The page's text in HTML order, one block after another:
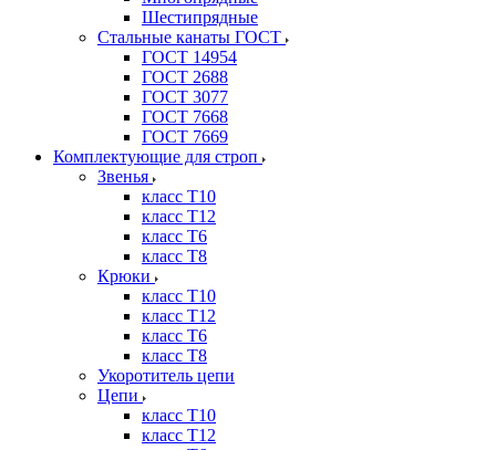
Шестипрядные
Стальные канаты ГОСТ
ГОСТ 14954
ГОСТ 2688
ГОСТ 3077
ГОСТ 7668
ГОСТ 7669
Комплектующие для строп
Звенья
класс Т10
класс Т12
класс Т6
класс Т8
Крюки
класс Т10
класс Т12
класс Т6
класс Т8
Укоротитель цепи
Цепи
класс Т10
класс Т12